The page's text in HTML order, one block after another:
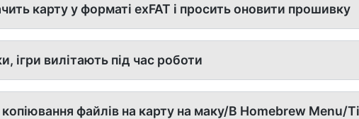
карту у форматі exFAT і просить оновити прошивку
ігри вилітають під час роботи
файлів на карту на маку/В Homebrew Menu/